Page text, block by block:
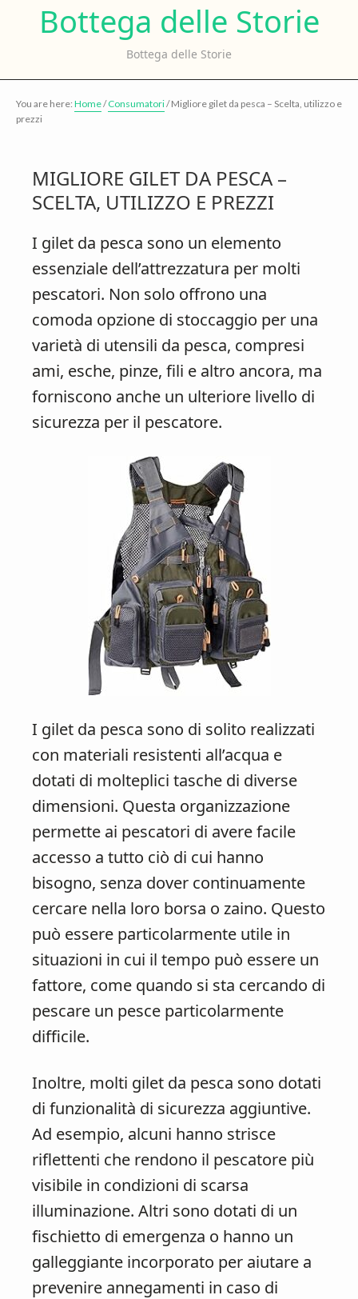
Bottega delle Storie
Bottega delle Storie
You are here: Home/ Consumatori/Migliore gilet da pesca – Scelta, utilizzo e
prezzi
MIGLIORE GILET DA PESCA –
SCELTA, UTILIZZO E PREZZI
I gilet da pesca sono un elemento
essenziale dell’attrezzatura per molti
pescatori. Non solo offrono una
comoda opzione di stoccaggio per una
varietà di utensili da pesca, compresi
ami, esche, pinze, fili e altro ancora, ma
forniscono anche un ulteriore livello di
sicurezza per il pescatore.
I gilet da pesca sono di solito realizzati
con materiali resistenti all’acqua e
dotati di molteplici tasche di diverse
dimensioni. Questa organizzazione
permette ai pescatori di avere facile
accesso a tutto ciò di cui hanno
bisogno, senza dover continuamente
cercare nella loro borsa o zaino. Questo
può essere particolarmente utile in
situazioni in cui il tempo può essere un
fattore, come quando si sta cercando di
pescare un pesce particolarmente
difficile.
Inoltre, molti gilet da pesca sono dotati
di funzionalità di sicurezza aggiuntive.
Ad esempio, alcuni hanno strisce
riflettenti che rendono il pescatore più
visibile in condizioni di scarsa
illuminazione. Altri sono dotati di un
fischietto di emergenza o hanno un
galleggiante incorporato per aiutare a
prevenire annegamenti in caso di